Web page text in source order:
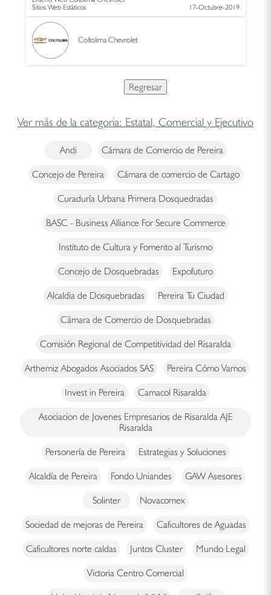
Sitios Web Estáticos
17-Octubre-2019
Coltolima Chevrolet
Ver más de la categoria: Estatal, Comercial y Ejecutivo
Andi Cámara de Comercio de Pereira
Concejo de Pereira Cámara de comercio de Cartago
Curaduría Urbana Primera Dosquedradas
BASC - Business Alliance For Secure Commerce
Instituto de Cultura y Fomento al Turismo
Concejo de Dosquebradas Expofuturo
Alcaldia de Dosquebradas Pereira Tu Ciudad
Cámara de Comercio de Dosquebradas
Comisión Regional de Competitividad del Risaralda
Arthemiz Abogados Asociados SAS Pereira Cómo Vamos
Invest in Pereira Camacol Risaralda
Asociacion de Jovenes Empresarios de Risaralda AJE
Risaralda
Personería de Pereira Estrategias y Soluciones
Alcaldía de Pereira Fondo Uniandes GAW Asesores
Solinter Novacomex
Sociedad de mejoras de Pereira Caficultores de Aguadas
Caficultores norte caldas Juntos Cluster Mundo Legal
Victoria Centro Comercial